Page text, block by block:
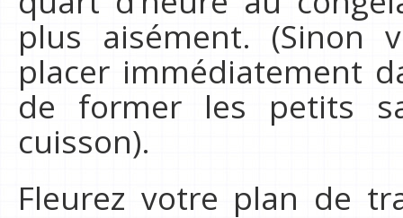
plus aisément. (Sinon
placer immédiatement
de former les petits
cuisson).
Fleurez votre plan de